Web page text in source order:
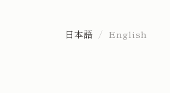
日本語 English